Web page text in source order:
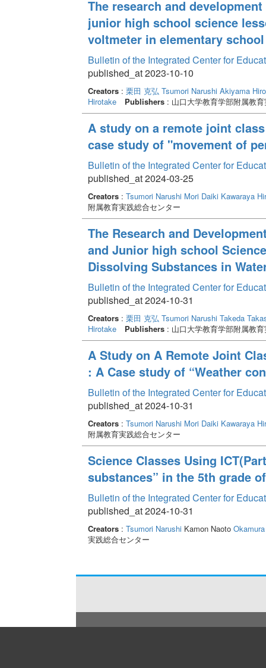
と、電磁石の強さは強くなる」という考えを支持
主な要因、授業①と授業②の終了時における支持
The research and
junior high school science
voltmeter in elementary school
Bulletin of the Integrated Center for
published_at 2023-10-10
Creators: 栗田 克弘 Tsumori Narushi Akiyama
Hirotake
Publishers: 山口大学教育学部附属教
A study on a remote joint
case study of "movement of
Bulletin of the Integrated Center for
published_at 2024-03-25
Creators: Tsumori Narushi Mori Daiki Kawaraya
附属教育実践総合センター
The Research and
and Junior high school
Dissolving Substances in
Bulletin of the Integrated Center for
published_at 2024-10-31
Creators: 栗田 克弘 Tsumori Narushi Takeda
Hirotake
Publishers: 山口大学教育学部附属教
A Study on A Remote Joint
: A Case study of “Weather
Bulletin of the Integrated Center for
published_at 2024-10-31
Creators: Tsumori Narushi Mori Daiki Kawaraya
附属教育実践総合センター
Science Classes Using
substances” in the 5th grade
Bulletin of the Integrated Center for
published_at 2024-10-31
Creators: Tsumori NarushiKamon Naoto
実践総合センター